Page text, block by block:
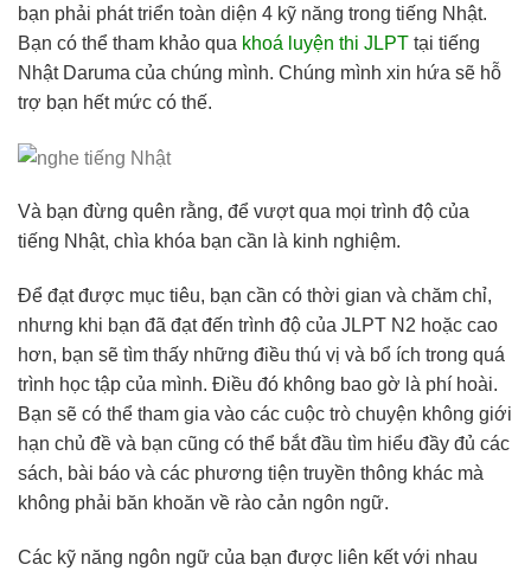
bạn phải phát triển toàn diện 4 kỹ năng trong tiếng Nhật.
Bạn có thể tham khảo qua khoá luyện thi JLPT tại tiếng
Nhật Daruma của chúng mình. Chúng mình xin hứa sẽ hỗ
trợ bạn hết mức có thế.
Và bạn đừng quên rằng, để vượt qua mọi trình độ của
tiếng Nhật, chìa khóa bạn cần là kinh nghiệm.
Để đạt được mục tiêu, bạn cần có thời gian và chăm chỉ,
nhưng khi bạn đã đạt đến trình độ của JLPT N2 hoặc cao
hơn, bạn sẽ tìm thấy những điều thú vị và bổ ích trong quá
trình học tập của mình. Điều đó không bao gờ là phí hoài.
Bạn sẽ có thể tham gia vào các cuộc trò chuyện không giới
hạn chủ đề và bạn cũng có thể bắt đầu tìm hiểu đầy đủ các
sách, bài báo và các phương tiện truyền thông khác mà
không phải băn khoăn về rào cản ngôn ngữ.
Các kỹ năng ngôn ngữ của bạn được liên kết với nhau